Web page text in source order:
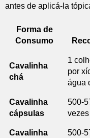
antes de aplicá-la
Forma de
Consumo
Cavalinha
chá
1
por
água
Cavalinha
cápsulas
500-
Cavalinha
500-